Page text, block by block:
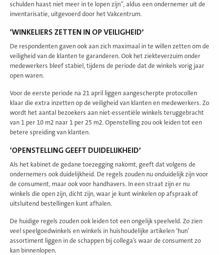
schulden haast niet meer in te lopen zijn”, aldus een ondernemer uit de
inventarisatie, uitgevoerd door het Vakcentrum.
‘WINKELIERS ZETTEN IN OP VEILIGHEID’
De respondenten gaven ook aan zich maximaal in te willen zetten om de
veiligheid van de klanten te garanderen. Ook het ziekteverzuim onder
medewerkers bleef stabiel, tijdens de periode dat de winkels vorig jaar
open waren.
Voor de eerste periode na 21 april liggen aangescherpte protocollen
klaar die extra inzetten op de veiligheid van klanten en medewerkers. Zo
wordt het aantal bezoekers aan niet-essentiële winkels teruggebracht
van 1 per 10 m2 naar 1 per 25 m2. Openstelling zou ook leiden tot een
betere spreiding van klanten.
‘OPENSTELLING GEEFT DUIDELIJKHEID’
Als het kabinet de gedane toezegging nakomt, geeft dat volgens de
ondernemers ook duidelijkheid. De regels zouden nu onduidelijk zijn voor
de consument, maar ook voor handhavers. In een straat zijn er nu
winkels die open zijn, dicht zijn, waar je kunt winkelen op afspraak of
uitsluitend bestellingen kunt afhalen.
De huidige regels zouden ook leiden tot een ongelijk speelveld. Zo zien
veel speelgoedwinkels en winkels in huishoudelijke artikelen ‘hun’
assortiment liggen in de schappen bij collega’s waar de consument zo
kan binnenlopen.